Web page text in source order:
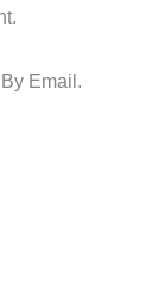
Email.